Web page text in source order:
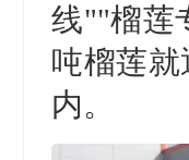
线""榴莲
吨榴莲
内。